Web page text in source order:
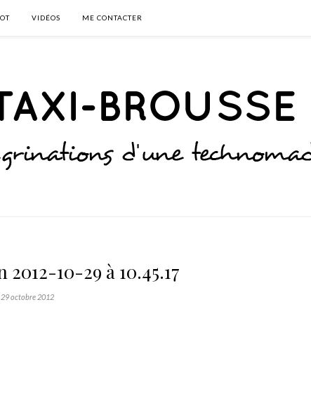
VIDÉOS ME CONTACTER
10-29 à 10.45.17
29 octobre 2012